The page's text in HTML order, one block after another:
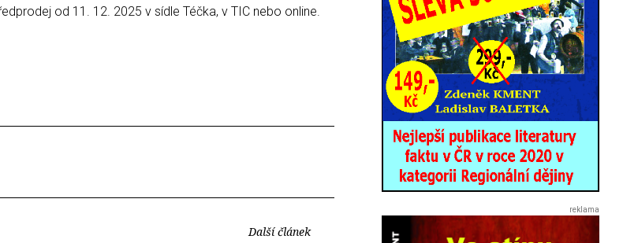
od 11. 12. 2025 v sídle Téčka, v TIC nebo online.
Další článek